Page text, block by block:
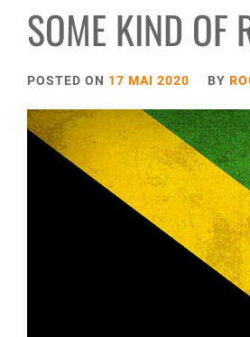
SOME KIND OF
POSTED ON 17 MAI 2020 BY